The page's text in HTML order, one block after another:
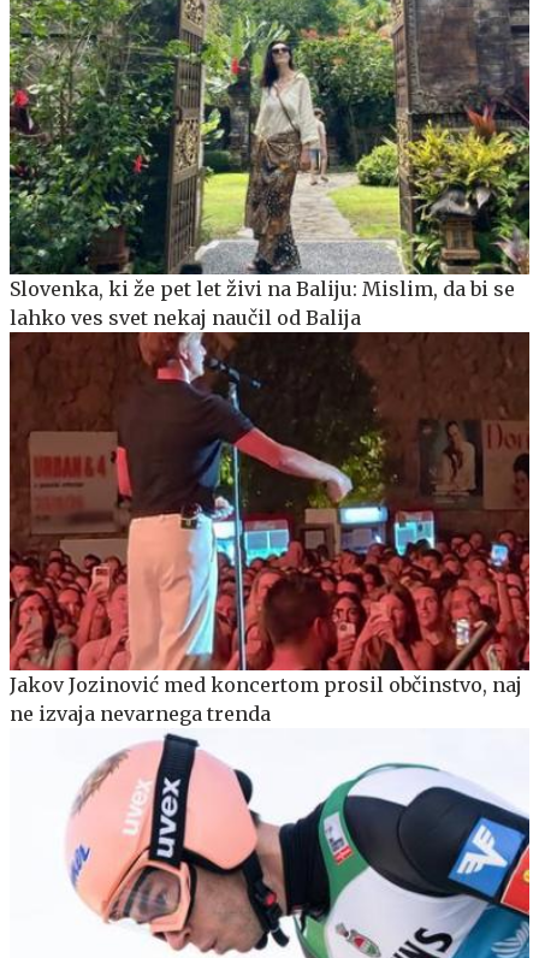
Slovenka, ki že pet let živi na Baliju: Mislim, da bi se
lahko ves svet nekaj naučil od Balija
Jakov Jozinović med koncertom prosil občinstvo, naj
ne izvaja nevarnega trenda